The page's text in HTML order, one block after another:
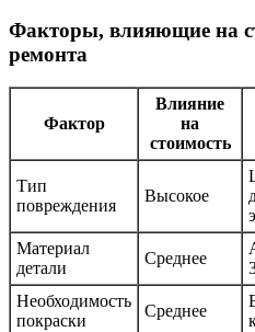
Факторы, влияющие на
ремонта
Фактор
Влияние
на
стоимость
Тип
повреждения
Высокое
Материал
детали
Среднее
Необходимость
покраски
Среднее